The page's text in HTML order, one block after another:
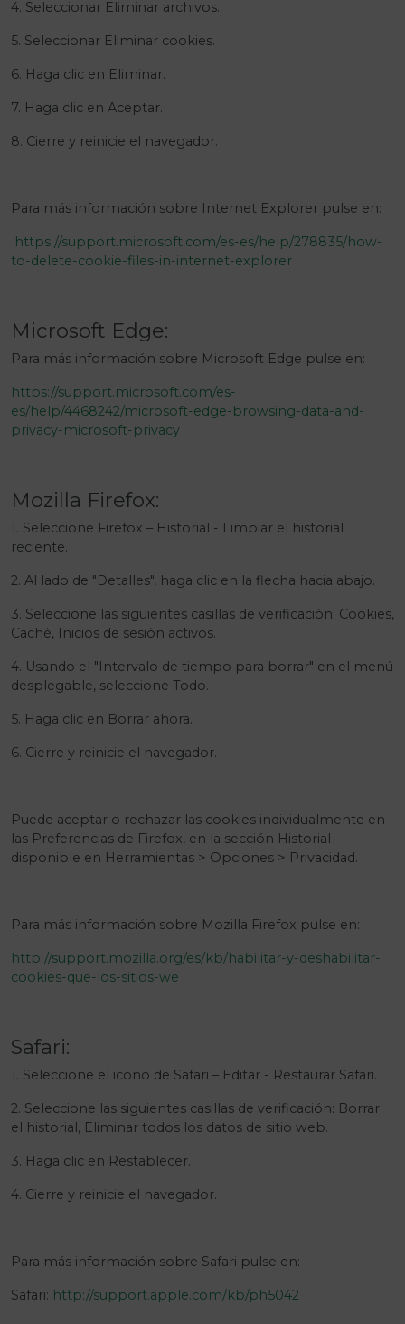
4. Seleccionar Eliminar archivos.
5. Seleccionar Eliminar cookies.
6. Haga clic en Eliminar.
7. Haga clic en Aceptar.
8. Cierre y reinicie el navegador.
Para más información sobre Internet Explorer pulse en:
https://support.microsoft.com/es-es/help/278835/how-
to-delete-cookie-files-in-internet-explorer
Microsoft Edge:
Para más información sobre Microsoft Edge pulse en:
https://support.microsoft.com/es-
es/help/4468242/microsoft-edge-browsing-data-and-
privacy-microsoft-privacy
Mozilla Firefox:
1. Seleccione Firefox – Historial - Limpiar el historial
reciente.
2. Al lado de "Detalles", haga clic en la flecha hacia abajo.
3. Seleccione las siguientes casillas de verificación: Cookies,
Caché, Inicios de sesión activos.
4. Usando el "Intervalo de tiempo para borrar" en el menú
desplegable, seleccione Todo.
5. Haga clic en Borrar ahora.
6. Cierre y reinicie el navegador.
Puede aceptar o rechazar las cookies individualmente en
las Preferencias de Firefox, en la sección Historial
disponible en Herramientas > Opciones > Privacidad.
Para más información sobre Mozilla Firefox pulse en:
http://support.mozilla.org/es/kb/habilitar-y-deshabilitar-
cookies-que-los-sitios-we
Safari:
1. Seleccione el icono de Safari – Editar - Restaurar Safari.
2. Seleccione las siguientes casillas de verificación: Borrar
el historial, Eliminar todos los datos de sitio web.
3. Haga clic en Restablecer.
4. Cierre y reinicie el navegador.
Para más información sobre Safari pulse en:
Safari: http://support.apple.com/kb/ph5042